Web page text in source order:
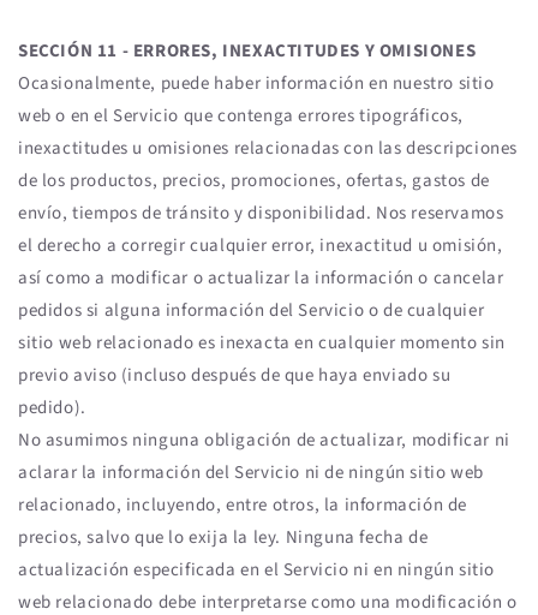
SECCIÓN 11 - ERRORES, INEXACTITUDES Y OMISIONES
Ocasionalmente, puede haber información en nuestro sitio
web o en el Servicio que contenga errores tipográficos,
inexactitudes u omisiones relacionadas con las descripciones
de los productos, precios, promociones, ofertas, gastos de
envío, tiempos de tránsito y disponibilidad. Nos reservamos
el derecho a corregir cualquier error, inexactitud u omisión,
así como a modificar o actualizar la información o cancelar
pedidos si alguna información del Servicio o de cualquier
sitio web relacionado es inexacta en cualquier momento sin
previo aviso (incluso después de que haya enviado su
pedido).
No asumimos ninguna obligación de actualizar, modificar ni
aclarar la información del Servicio ni de ningún sitio web
relacionado, incluyendo, entre otros, la información de
precios, salvo que lo exija la ley. Ninguna fecha de
actualización especificada en el Servicio ni en ningún sitio
web relacionado debe interpretarse como una modificación o